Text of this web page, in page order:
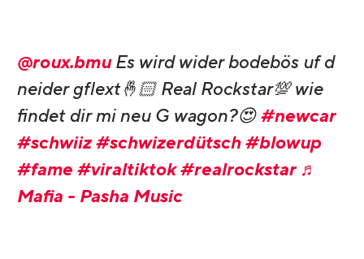
@roux.bmuEs wird wider bodebös uf d
neider gflext🤞🏻 Real Rockstar💯 wie
findet dir mi neu G wagon?😍#newcar
#schwiiz #schwizerdütsch #blowup
#fame #viraltiktok #realrockstar ♬
Mafia - Pasha Music